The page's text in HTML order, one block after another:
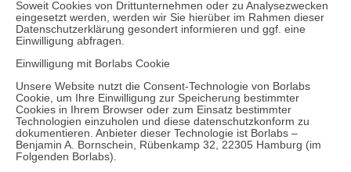
Soweit Cookies von Drittunternehmen oder zu Analysezwecken
eingesetzt werden, werden wir Sie hierüber im Rahmen dieser
Datenschutzerklärung gesondert informieren und ggf. eine
Einwilligung abfragen.
Einwilligung mit Borlabs Cookie
Unsere Website nutzt die Consent-Technologie von Borlabs
Cookie, um Ihre Einwilligung zur Speicherung bestimmter
Cookies in Ihrem Browser oder zum Einsatz bestimmter
Technologien einzuholen und diese datenschutzkonform zu
dokumentieren. Anbieter dieser Technologie ist Borlabs –
Benjamin A. Bornschein, Rübenkamp 32, 22305 Hamburg (im
Folgenden Borlabs).